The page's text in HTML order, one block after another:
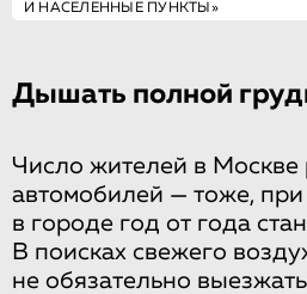
И НАСЕЛЕННЫЕ ПУНКТЫ»
Дышать полной
Число жителей в Москве
автомобилей — тоже, при
в городе год от года
В поисках свежего
не обязательно